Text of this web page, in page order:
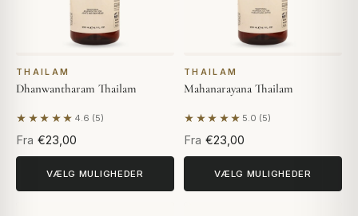
THAILAM
Dhanwantharam Thailam
★★★★★ 4.6 (5)
Baseret på 5 anmeldelser
Fra €23,00
VÆLG MULIGHEDER
THAILAM
Mahanarayana Thailam
★★★★★ 5.0 (5)
Baseret på 5 anmeldelser
Fra €23,00
VÆLG MULIGHEDER